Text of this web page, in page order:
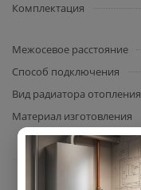
Комплектация
Межосевое расстояние
Способ подключения
Вид радиатора отопления
Материал изготовления